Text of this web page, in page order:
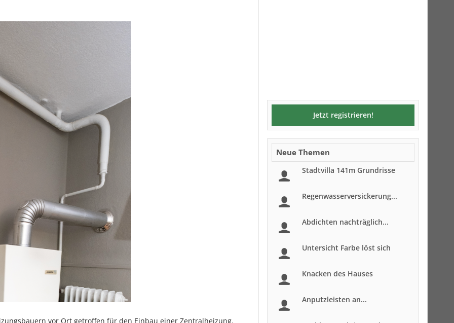
vor Ort getroffen für den Einbau einer Zentralheizung.
Jetzt registrieren!
Neue Themen
Stadtvilla 141m Grundrisse
Regenwasserversickerung...
Abdichten nachträglich...
Untersicht Farbe löst sich
Knacken des Hauses
Anputzleisten an...